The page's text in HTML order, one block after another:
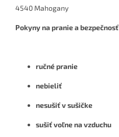
4540 Mahogany
Pokyny na pranie a bezpečnosť
ručné pranie
nebieliť
nesušiť v sušičke
sušiť voľne na vzduchu